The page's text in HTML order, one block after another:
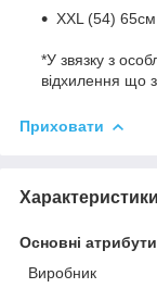
ХХL (54)
*У звязку з
відхилення що
Приховати
Характеристики
Основні атрибути
Виробник